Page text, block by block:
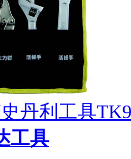
丹利工具
工具